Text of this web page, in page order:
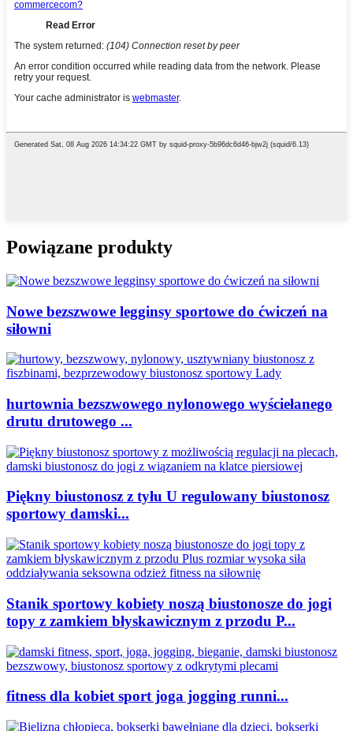
Powiązane produkty
Nowe bezszwowe legginsy sportowe do ćwiczeń na
siłowni
hurtownia bezszwowego nylonowego wyściełanego
drutu drutowego ...
Piękny biustonosz z tyłu U regulowany biustonosz
sportowy damski...
Stanik sportowy kobiety noszą biustonosze do jogi
topy z zamkiem błyskawicznym z przodu P...
fitness dla kobiet sport joga jogging runni...